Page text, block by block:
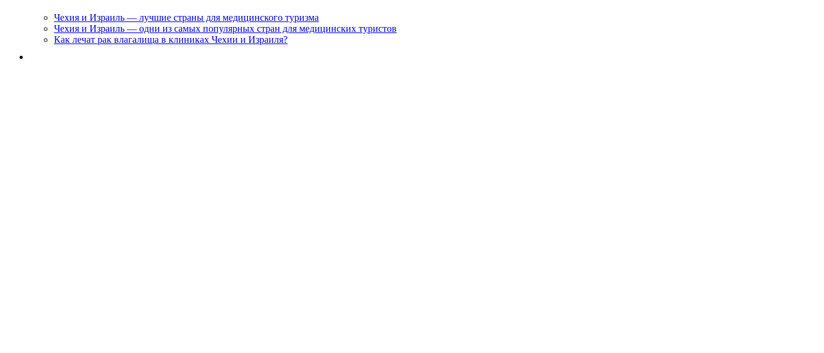
Чехия и Израиль — лучшие страны для медицинского туризма
Чехия и Израиль — одни из самых популярных стран для медицинских туристов
Как лечат рак влагалища в клиниках Чехии и Израиля?